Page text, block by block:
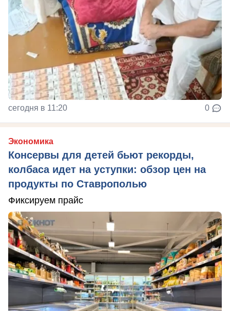
сегодня в 11:20 0
Экономика
Консервы для детей бьют рекорды,
колбаса идет на уступки: обзор цен на
продукты по Ставрополью
Фиксируем прайс